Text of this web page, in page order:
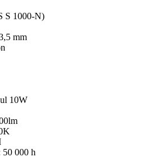
S 1000-N)
mm
10W
000 h